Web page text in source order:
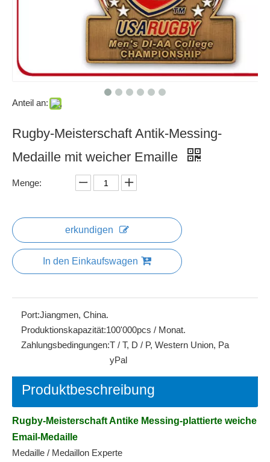
Anteil an:
Rugby-Meisterschaft Antik-Messing-
Medaille mit weicher Emaille
Menge:
erkundigen
In den Einkaufswagen
Port:Jiangmen, China.
Produktionskapazität:100'000pcs / Monat.
Zahlungsbedingungen:T / T, D / P, Western Union, Pa
yPal
Produktbeschreibung
Rugby-Meisterschaft Antike Messing-plattierte weiche
Email-Medaille
Medaille / Medaillon Experte